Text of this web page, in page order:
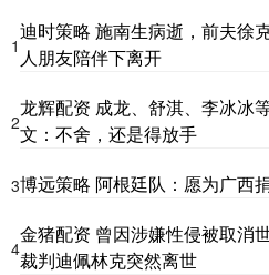
1
迪时策略 施南生病逝，前夫徐
人朋友陪伴下离开
2
龙辉配资 成龙、舒淇、李冰冰
文：不舍，还是得放手
3博远策略 阿根廷队：愿为广西
4
金猪配资 曾因涉嫌性侵被取消
裁判迪佩林克突然离世